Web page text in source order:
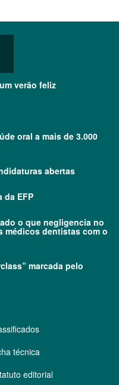
verão feliz
oral a mais de 3.000
abertas
da EFP
o que negligencia no
médicos dentistas com o
marcada pelo
técnica
editorial